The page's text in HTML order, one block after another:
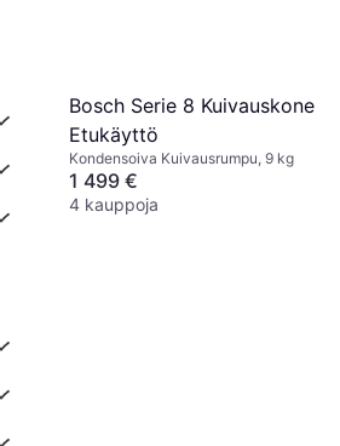
Bosch Serie 8 Kuivauskone
Etukäyttö
Kondensoiva Kuivausrumpu, 9 kg
1 499 €
4 kauppoja